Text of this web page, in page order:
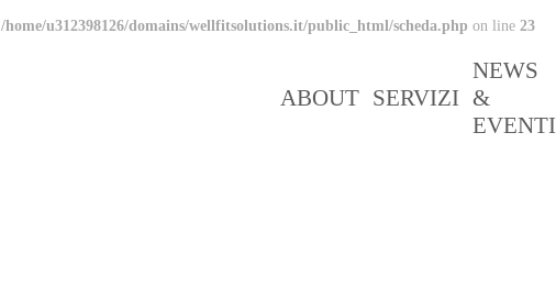
/home/u312398126/domains/wellfitsolutions.it/public_html/scheda.php on line 23
ABOUT SERVIZI
NEWS
&
EVENTI